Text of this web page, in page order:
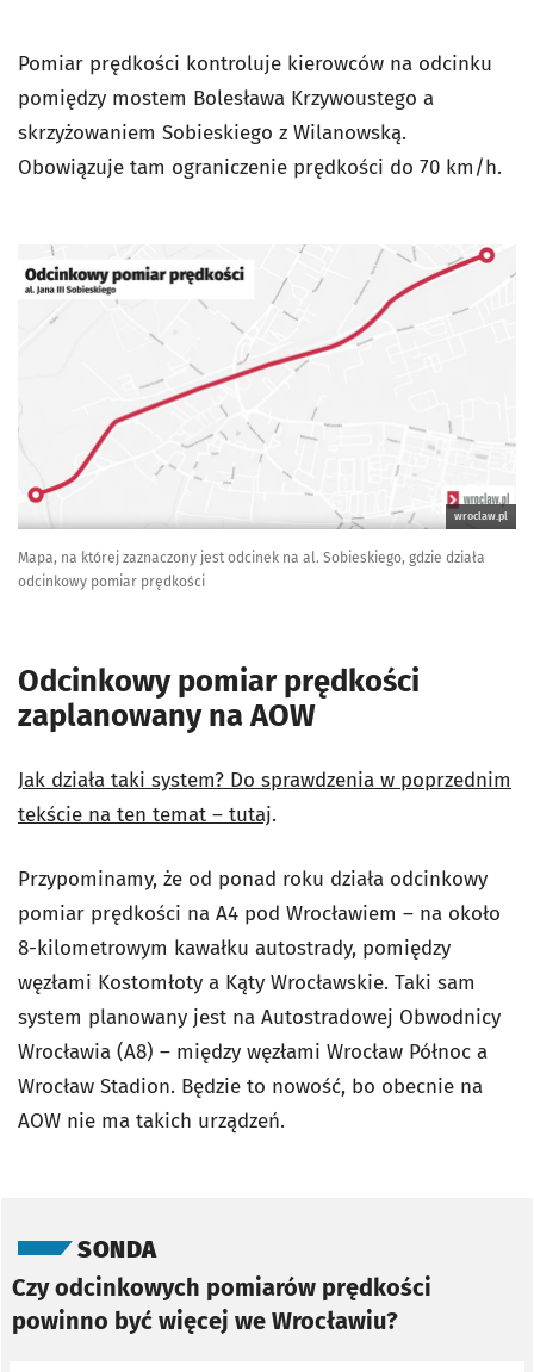
Pomiar prędkości kontroluje kierowców na odcinku
pomiędzy mostem Bolesława Krzywoustego a
skrzyżowaniem Sobieskiego z Wilanowską.
Obowiązuje tam ograniczenie prędkości do 70 km/h.
wroclaw.pl
Mapa, na której zaznaczony jest odcinek na al. Sobieskiego, gdzie działa
odcinkowy pomiar prędkości
Odcinkowy pomiar prędkości
zaplanowany na AOW
Jak działa taki system? Do sprawdzenia w poprzednim
tekście na ten temat – tutaj.
Przypominamy, że od ponad roku działa odcinkowy
pomiar prędkości na A4 pod Wrocławiem – na około
8-kilometrowym kawałku autostrady, pomiędzy
węzłami Kostomłoty a Kąty Wrocławskie. Taki sam
system planowany jest na Autostradowej Obwodnicy
Wrocławia (A8) – między węzłami Wrocław Północ a
Wrocław Stadion. Będzie to nowość, bo obecnie na
AOW nie ma takich urządzeń.
SONDA
Czy odcinkowych pomiarów prędkości
powinno być więcej we Wrocławiu?